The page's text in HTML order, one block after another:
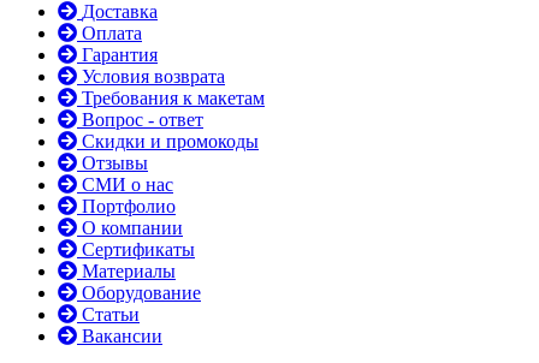
Доставка
Оплата
Гарантия
Условия возврата
Требования к макетам
Вопрос - ответ
Скидки и промокоды
Отзывы
СМИ о нас
Портфолио
О компании
Сертификаты
Материалы
Оборудование
Статьи
Вакансии